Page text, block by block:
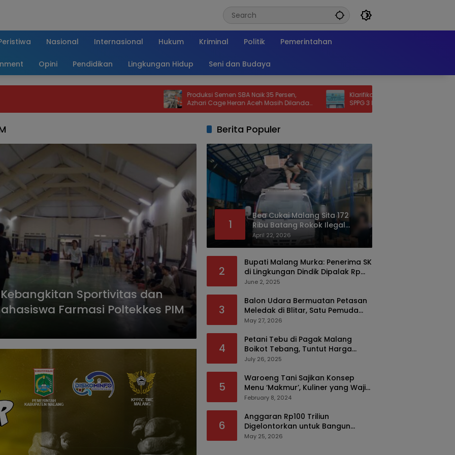
Nasional Internasional Hukum Kriminal Politik Pemerintahan
Opini Pendidikan Lingkungan Hidup Seni dan Budaya
Produksi Semen SBA Naik 35 Persen,
Azhari Cage Heran Aceh Masih Dilanda
Kelangkaan
Klarifikasi Dugaan Buah Tidak Layak di
SPPG 3 Lahusa: Tidak Disajikan,
Langsung Diganti
Sportivitas dan
Farmasi Poltekkes PIM
Berita Populer
1
Bea Cukai Malang Sita 172
Ribu Batang Rokok Ilegal
Bermodus Kemasan Sabun
April 22, 2026
2
Bupati Malang Murka: Penerima SK
di Lingkungan Dindik Dipalak Rp
150 Ribu Pakai Modus Tumpengan,
June 2, 2025
3
Balon Udara Bermuatan Petasan
Meledak di Blitar, Satu Pemuda
Tewas dan Dua Anak Luka Serius
May 27, 2026
4
Petani Tebu di Pagak Malang
Boikot Tebang, Tuntut Harga
yang Layak
July 26, 2025
5
Waroeng Tani Sajikan Konsep
Menu ‘Makmur’, Kuliner yang Wajib
Dikunjungi di Malang
February 8, 2024
6
Anggaran Rp100 Triliun
Digelontorkan untuk Bangun
Kembali Sumatra, Hunian Korban
May 25, 2026